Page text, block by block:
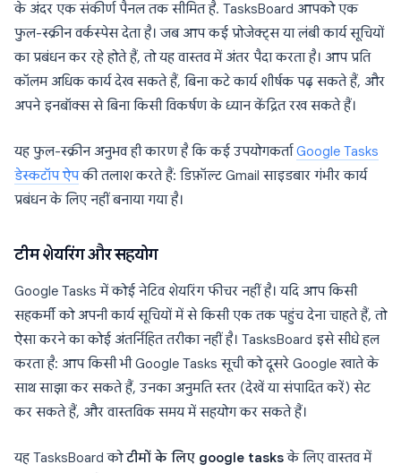
के अंदर एक संकीर्ण पैनल तक सीमित है. TasksBoard आपको एक
फुल-स्क्रीन वर्कस्पेस देता है। जब आप कई प्रोजेक्ट्स या लंबी कार्य सूचियों
का प्रबंधन कर रहे होते हैं, तो यह वास्तव में अंतर पैदा करता है। आप प्रति
कॉलम अधिक कार्य देख सकते हैं, बिना कटे कार्य शीर्षक पढ़ सकते हैं, और
अपने इनबॉक्स से बिना किसी विकर्षण के ध्यान केंद्रित रख सकते हैं।
यह फुल-स्क्रीन अनुभव ही कारण है कि कई उपयोगकर्ताGoogle Tasks
डेस्कटॉप ऐपकी तलाश करते हैं: डिफ़ॉल्ट Gmail साइडबार गंभीर कार्य
प्रबंधन के लिए नहीं बनाया गया है।
टीम शेयरिंग और सहयोग
Google Tasks में कोई नेटिव शेयरिंग फीचर नहीं है। यदि आप किसी
सहकर्मी को अपनी कार्य सूचियों में से किसी एक तक पहुंच देना चाहते हैं, तो
ऐसा करने का कोई अंतर्निहित तरीका नहीं है। TasksBoard इसे सीधे हल
करता है: आप किसी भी Google Tasks सूची को दूसरे Google खाते के
साथ साझा कर सकते हैं, उनका अनुमति स्तर (देखें या संपादित करें) सेट
कर सकते हैं, और वास्तविक समय में सहयोग कर सकते हैं।
यह TasksBoard कोटीमों के लिए google tasksके लिए वास्तव में